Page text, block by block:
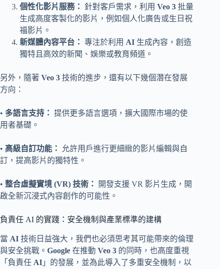
個性化影片服務：
針對客戶需求，利用 Veo 3 批量
生成高度客製化的影片，例如個人化廣告或生日祝
福影片。
新媒體內容平台： 專注於利用 AI 生成內容，創造
獨特且高效的新聞、娛樂或教育頻道。
另外，隨著 Veo 3 技術的進步，還有以下幾個潛在發展
方向：
• 多語言支持： 提供更多語言選項，擴大國際市場的使
用者基礎。
• 高級自訂功能：
允許用戶進行更細緻的影片編輯與自
訂，提高影片的獨特性。
• 整合虛擬實境 (VR) 技術：
開發支援 VR 影片生成，開
啟全新沉浸式內容創作的可能性。
負責任 AI 的實踐：安全機制與產業標準的建構
當 AI 技術日益強大，我們也必須思考其可能帶來的倫理
與安全挑戰。 Google 在推動 Veo 3 的同時，也高度重視
「負責任 AI 」的發展，並為此導入了多重安全機制，以